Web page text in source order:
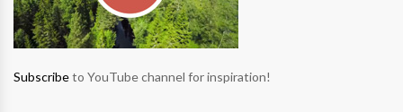
Subscribeto YouTube channel for inspiration!